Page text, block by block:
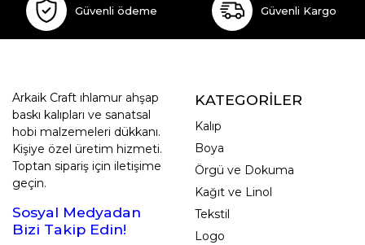
Güvenli ödeme Güvenli Kargo
Arkaik Craft ıhlamur ahşap
baskı kalıpları ve sanatsal
hobi malzemeleri dükkanı.
Kişiye özel üretim hizmeti.
Toptan sipariş için iletişime
geçin.
Sosyal Medyadan
Bizi Takip Edin!
KATEGORİLER
Kalıp
Boya
Örgü ve Dokuma
Kağıt ve Linol
Tekstil
Logo